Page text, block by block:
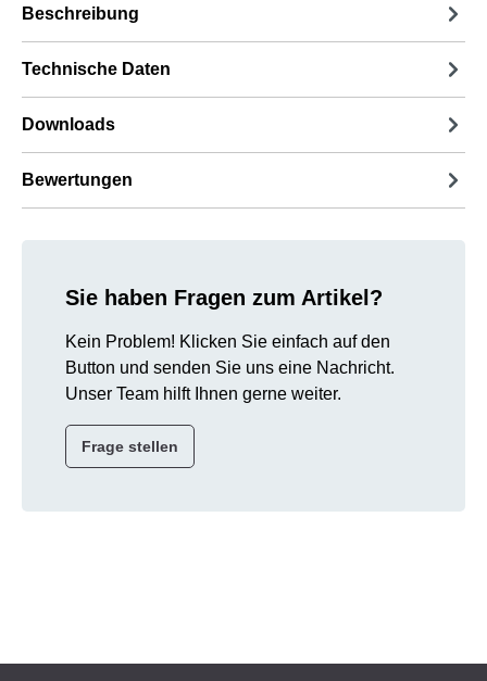
Beschreibung
Technische Daten
Downloads
Bewertungen
Sie haben Fragen zum Artikel?
Kein Problem! Klicken Sie einfach auf den
Button und senden Sie uns eine Nachricht.
Unser Team hilft Ihnen gerne weiter.
Frage stellen